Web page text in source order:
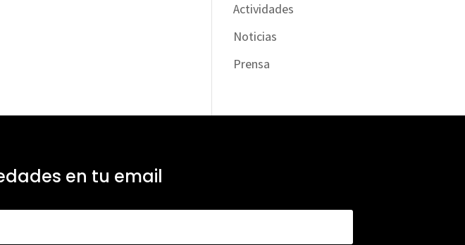
Actividades
Noticias
Prensa
en tu email